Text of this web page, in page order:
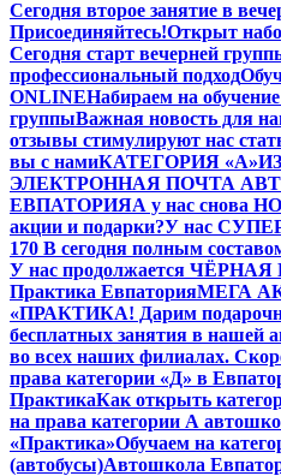
Сегодня второе занятие в
Присоединяйтесь!Открыт
Сегодня старт вечерней
профессиональный подход
ONLINEНабираем на
группыВажная новость для
отзывы стимулируют нас
вы с намиКАТЕГОРИЯ «А»
ЭЛЕКТРОННАЯ ПОЧТА
ЕВПАТОРИЯА у нас снова
акции и подарки?У нас
170 В сегодня полным
У нас продолжается
Практика ЕвпаторияМЕГА
«ПРАКТИКА! Дарим
бесплатных занятия в нашей
во всех наших филиалах.
права категории «Д» в
ПрактикаКак открыть
на права категории A
«Практика»Обучаем на
(автобусы)Автошкола